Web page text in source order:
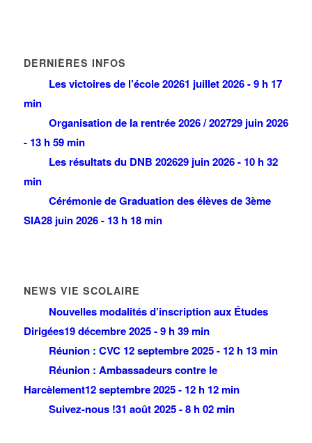
DERNIÈRES INFOS
Les victoires de l’école 20261 juillet 2026 - 9 h 17
min
Organisation de la rentrée 2026 / 202729 juin 2026
- 13 h 59 min
Les résultats du DNB 202629 juin 2026 - 10 h 32
min
Cérémonie de Graduation des élèves de 3ème
SIA28 juin 2026 - 13 h 18 min
NEWS VIE SCOLAIRE
Nouvelles modalités d’inscription aux Études
Dirigées19 décembre 2025 - 9 h 39 min
Réunion : CVC 12 septembre 2025 - 12 h 13 min
Réunion : Ambassadeurs contre le
Harcèlement12 septembre 2025 - 12 h 12 min
Suivez-nous !31 août 2025 - 8 h 02 min